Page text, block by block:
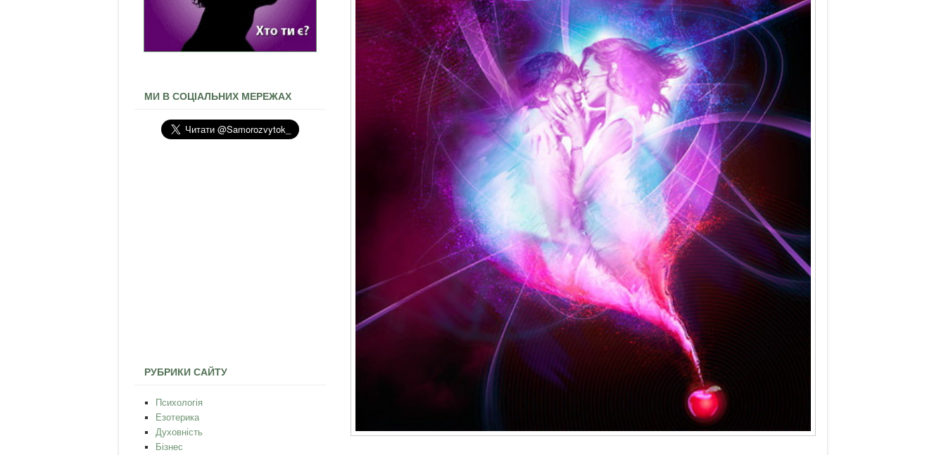
МИ В СОЦІАЛЬНИХ МЕРЕЖАХ
РУБРИКИ САЙТУ
Психологія
Езотерика
Духовність
Бізнес